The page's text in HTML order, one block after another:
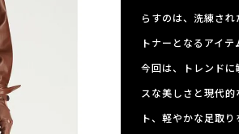
らすのは、洗練さ
トナーとなるアイテ
今回は、トレンド
スな美しさと現代
ト、軽やかな足取